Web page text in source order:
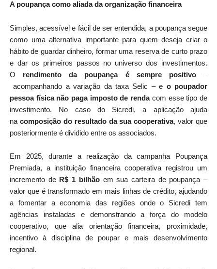
A poupança como aliada da organização financeira
Simples, acessível e fácil de ser entendida, a poupança segue
como uma alternativa importante para quem deseja criar o
hábito de guardar dinheiro, formar uma reserva de curto prazo
e dar os primeiros passos no universo dos investimentos.
O rendimento da poupança é sempre positivo–
acompanhando a variação da taxa Selic – e o poupador
pessoa física não paga imposto de rendacom esse tipo de
investimento. No caso do Sicredi, a aplicação ajuda
na composição do resultado da sua cooperativa, valor que
posteriormente é dividido entre os associados.
Em 2025, durante a realização da campanha Poupança
Premiada, a instituição financeira cooperativa registrou um
incremento de R$ 1 bilhãoem sua carteira de poupança –
valor que é transformado em mais linhas de crédito, ajudando
a fomentar a economia das regiões onde o Sicredi tem
agências instaladas e demonstrando a força do modelo
cooperativo, que alia orientação financeira, proximidade,
incentivo à disciplina de poupar e mais desenvolvimento
regional.